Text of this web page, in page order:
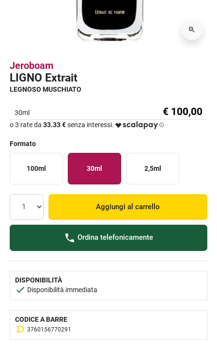
Jeroboam
LIGNO Extrait
LEGNOSO MUSCHIATO
30ml € 100,00
o 3 rate da 33.33 €senza interessi.
Formato
100ml 30ml 2,5ml
Aggiungi al carrello
Ordina telefonicamente
DISPONIBILITÀ
Disponibilità immediata
CODICE A BARRE
3760156770291